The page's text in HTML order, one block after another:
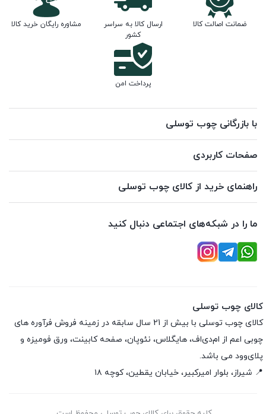
ضمانت اصالت کالا
ارسال کالا به سراسر
کشور
مشاوره رایگان خرید کالا
پرداخت امن
با بازرگانی چوب توسلی
صفحات کاربردی
راهنمای خرید از کالای چوب توسلی
ما را در شبکه‌های اجتماعی دنبال کنید
کالای چوب توسلی
کالای چوب توسلی با بیش از 21 سال سابقه در زمینه فروش فرآوره های
چوبی اعم از ام‌دی‌اف، هایگلاس، نئوپان، صفحه کابینت، ورق فومیزه و
پلای‌وود می باشد.
📍 شیراز، بلوار امیرکبیر، خیابان یقطین، کوچه ۱۸